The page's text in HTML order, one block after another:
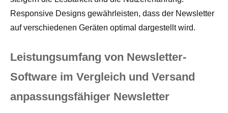
Responsive Designs gewährleisten, dass der Newsletter
auf verschiedenen Geräten optimal dargestellt wird.
Leistungsumfang von Newsletter-
Software im Vergleich und Versand
anpassungsfähiger Newsletter